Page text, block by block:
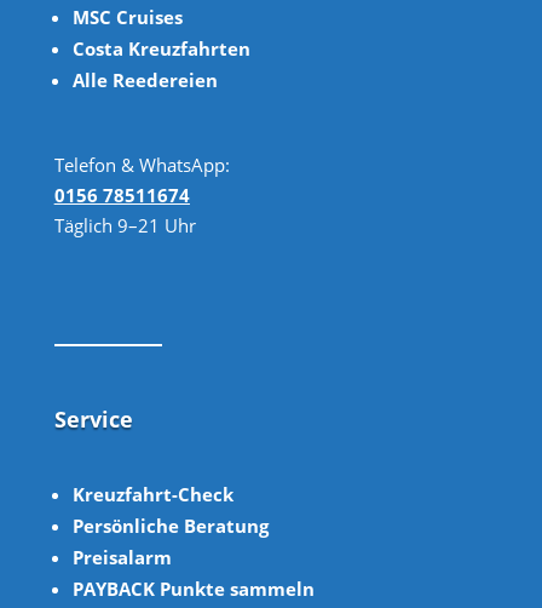
MSC Cruises
Costa Kreuzfahrten
Alle Reedereien
Telefon & WhatsApp:
0156 78511674
Täglich 9–21 Uhr
Service
Kreuzfahrt-Check
Persönliche Beratung
Preisalarm
PAYBACK Punkte sammeln